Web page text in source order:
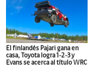
El finlandés Pajari gana en
casa, Toyota logra 1-2-3 y
Evans se acerca al título WRC